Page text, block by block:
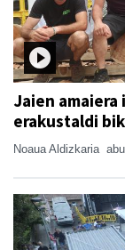
Jaien
erakustaldi
Noaua Aldizkaria